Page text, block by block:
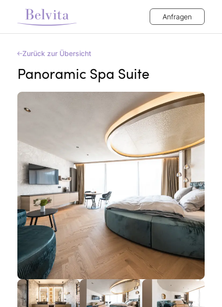
Anfragen
Zurück zur Übersicht
Panoramic Spa Suite